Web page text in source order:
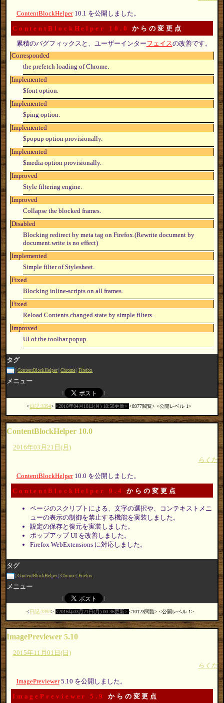
ContentBlockHelper10.1 を公開しました。
ContentBlockHelper 10.0 からの変更点
累積のバグフィックスと、ユーザーインターフェイスの改善です。
Corresponded
the prefetch loading of Chrome.
Implemented
$font option.
Implemented
$ping option.
Implemented
$popup option provisionally.
Implemented
$media option provisionally.
Improved
Style filtering engine.
Improved
Collapse the blocked frames.
Disabled
Blocking redirect by meta tag on Firefox.(Rewrite document by
document.write is no effect)
Implemented
Simple filter of Stylesheet.
Fixed
Blocking inline-scripts on all frames.
Fixed
Reload Contents changed state by simple filters.
Improved
UI of the toolbar popup.
タグ
ContentBlockHelper Chrome Firefox
メニュー
日記:3394 2016年04月18日(月) 18:58更新 8977閲覧 公開レベル 1
ContentBlockHelper 10.0
2016年03月21日(月)
らくだ
ContentBlockHelper10.0 を公開しました。
ContentBlockHelper 9.4 からの変更点
ページのスクリプトによる、文字の選択や、コンテキストメニ
ューの表示の制御を禁止する機能を実装しました。
設定の保存と復元を実装しました。
ポップアップ UI を改善しました。
Firefox WebExtensions に対応しました。
タグ
ContentBlockHelper Chrome Firefox
メニュー
日記:3393 2016年03月21日(月) 00:36更新 10123閲覧 公開レベル 1
ImagePreviewer 5.10
2015年11月01日(日)
らくだ
ImagePreviewer5.10 を公開しました。
ImagePreviewer 5.9 からの変更点